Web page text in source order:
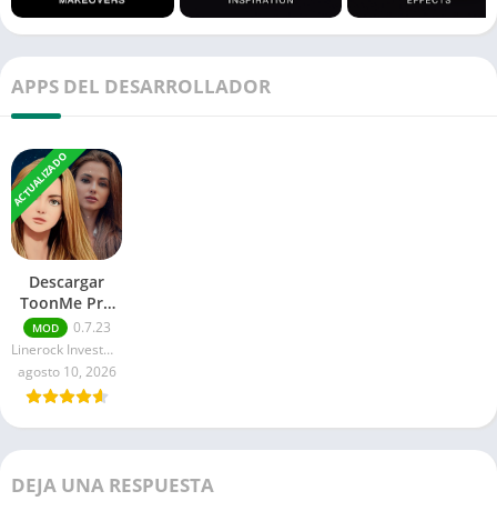
APPS DEL DESARROLLADOR
ACTUALIZADO
Descargar
ToonMe Pro
APK para
Android
MOD
0.7.23
Linerock Investments LTD
agosto 10, 2026
DEJA UNA RESPUESTA